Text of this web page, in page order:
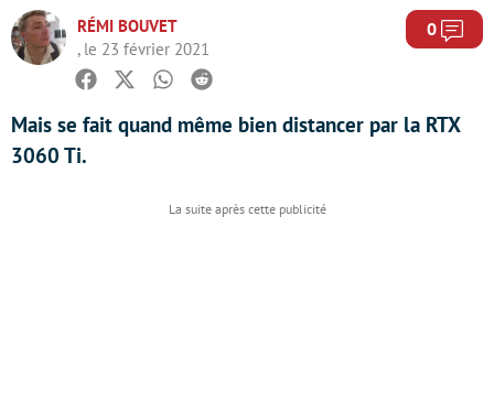
RÉMI BOUVET
, le 23 février 2021
0
Facebook
TwitterWhatsapp
Reddit
Mais se fait quand même bien distancer par la RTX
3060 Ti.